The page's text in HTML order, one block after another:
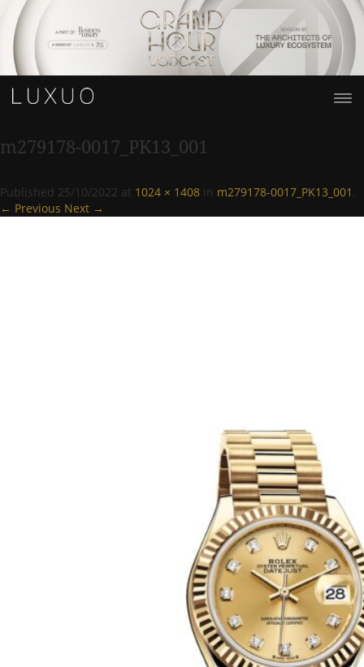
m279178-0017_PK13_001
Published 25/10/2022 at 1024 × 1408 in m279178-0017_PK13_001 .
← Previous Next →